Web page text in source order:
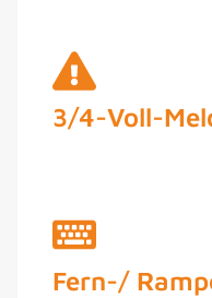
3/4-Voll-
Fern-/